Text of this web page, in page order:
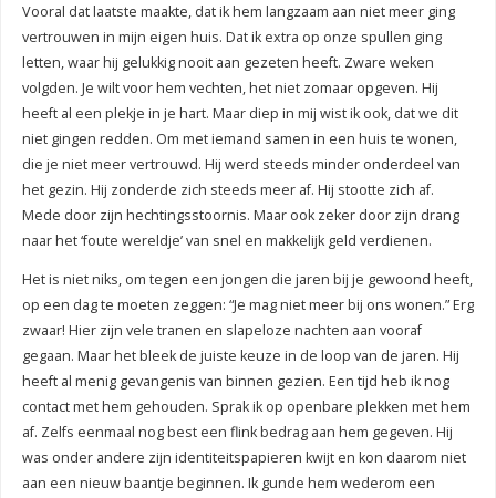
Vooral dat laatste maakte, dat ik hem langzaam aan niet meer ging
vertrouwen in mijn eigen huis. Dat ik extra op onze spullen ging
letten, waar hij gelukkig nooit aan gezeten heeft. Zware weken
volgden. Je wilt voor hem vechten, het niet zomaar opgeven. Hij
heeft al een plekje in je hart. Maar diep in mij wist ik ook, dat we dit
niet gingen redden. Om met iemand samen in een huis te wonen,
die je niet meer vertrouwd. Hij werd steeds minder onderdeel van
het gezin. Hij zonderde zich steeds meer af. Hij stootte zich af.
Mede door zijn hechtingsstoornis. Maar ook zeker door zijn drang
naar het ‘foute wereldje’ van snel en makkelijk geld verdienen.
Het is niet niks, om tegen een jongen die jaren bij je gewoond heeft,
op een dag te moeten zeggen: “Je mag niet meer bij ons wonen.” Erg
zwaar! Hier zijn vele tranen en slapeloze nachten aan vooraf
gegaan. Maar het bleek de juiste keuze in de loop van de jaren. Hij
heeft al menig gevangenis van binnen gezien. Een tijd heb ik nog
contact met hem gehouden. Sprak ik op openbare plekken met hem
af. Zelfs eenmaal nog best een flink bedrag aan hem gegeven. Hij
was onder andere zijn identiteitspapieren kwijt en kon daarom niet
aan een nieuw baantje beginnen. Ik gunde hem wederom een